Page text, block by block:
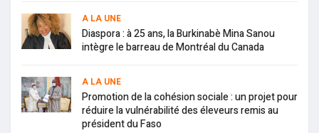
A LA UNE
Diaspora : à 25 ans, la Burkinabè Mina Sanou
intègre le barreau de Montréal du Canada
A LA UNE
Promotion de la cohésion sociale : un projet pour
réduire la vulnérabilité des éleveurs remis au
président du Faso